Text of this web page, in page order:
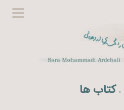
. کتاب ها